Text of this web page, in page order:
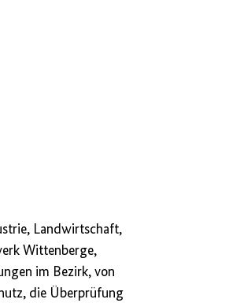
Landwirtschaft,
Wittenberge,
im Bezirk, von
die Überprüfung